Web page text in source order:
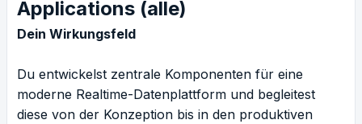
Applications (alle)
Dein Wirkungsfeld
Du entwickelst zentrale Komponenten für eine
moderne Realtime-Datenplattform und begleitest
diese von der Konzeption bis in den produktiven